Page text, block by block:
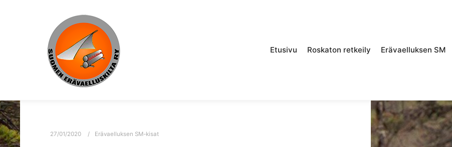
Etusivu Roskaton retkeily Erävaelluksen SM
27/01/2020 Erävaelluksen SM-kisat